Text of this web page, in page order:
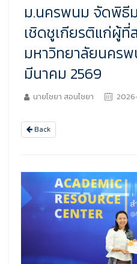
ม.นครพนม จัดพิธี
เชิดชูเกียรติแก่ผู้ที่
มหาวิทยาลัยนครพ
มีนาคม 2569
นายไชยา สอนไชยา
Back